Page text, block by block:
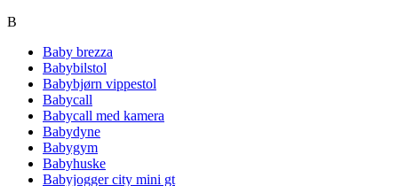
B
Baby brezza
Babybilstol
Babybjørn vippestol
Babycall
Babycall med kamera
Babydyne
Babygym
Babyhuske
Babyjogger city mini gt